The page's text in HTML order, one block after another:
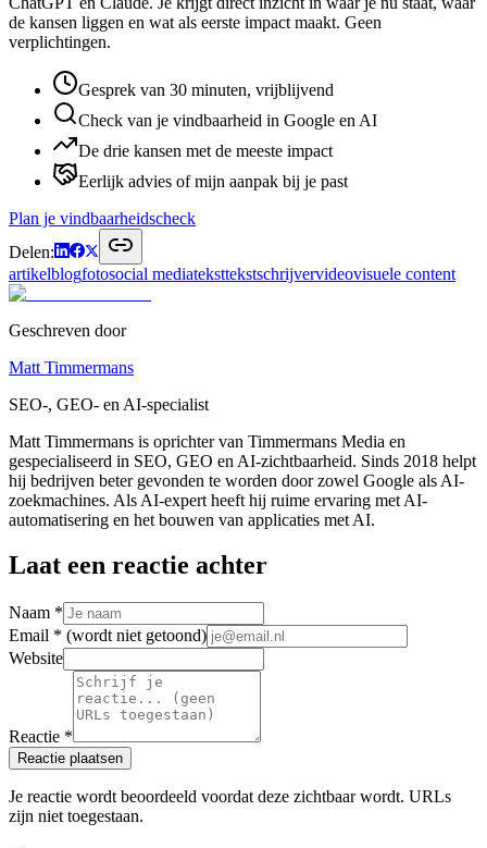
de kansen liggen en wat als eerste impact maakt. Geen
verplichtingen.
Gesprek van 30 minuten, vrijblijvend
Check van je vindbaarheid in Google en AI
De drie kansen met de meeste impact
Eerlijk advies of mijn aanpak bij je past
Plan je vindbaarheidscheck
Delen:
artikelblogfotosocial mediateksttekstschrijvervideovisuele content
Geschreven door
Matt Timmermans
SEO-, GEO- en AI-specialist
Matt Timmermans is oprichter van Timmermans Media en
gespecialiseerd in SEO, GEO en AI-zichtbaarheid. Sinds 2018 helpt
hij bedrijven beter gevonden te worden door zowel Google als AI-
zoekmachines. Als AI-expert heeft hij ruime ervaring met AI-
automatisering en het bouwen van applicaties met AI.
Laat een reactie achter
Naam *
Email * (wordt niet getoond)
Website
Reactie *
Reactie plaatsen
Je reactie wordt beoordeeld voordat deze zichtbaar wordt. URLs
zijn niet toegestaan.